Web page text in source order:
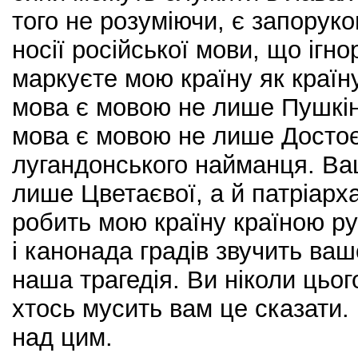
того не розуміючи, є
носії російської мови, що
маркуєте мою країну як
мова є мовою не лише
мова є мовою не лише
лугандонського найманця.
лише Цветаєвої, а й
робить мою країну країною
і канонада градів звучить
наша трагедія. Ви ніколи
хтось мусить вам це
над цим.